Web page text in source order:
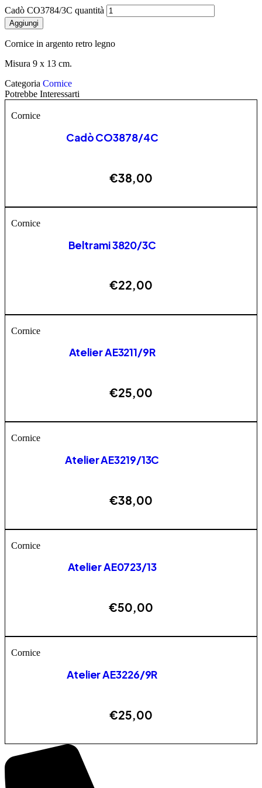
Cadò CO3784/3C quantità
Aggiungi
Cornice in argento retro legno
Misura 9 x 13 cm.
Categoria Cornice
Potrebbe Interessarti
Cornice
Cadò CO3878/4C
€38,00
Cornice
Beltrami 3820/3C
€22,00
Cornice
Atelier AE3211/9R
€25,00
Cornice
Atelier AE3219/13C
€38,00
Cornice
Atelier AE0723/13
€50,00
Cornice
Atelier AE3226/9R
€25,00